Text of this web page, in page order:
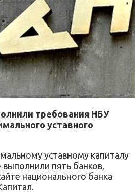
требования НБУ
уставного
уставному капиталу
пять банков,
национального банка